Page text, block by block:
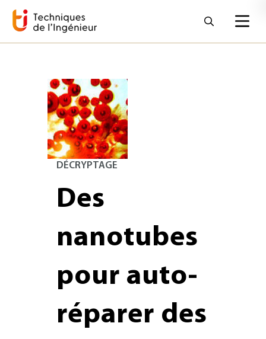
DÉCRYPTAGE
Des
nanotubes
pour auto-
réparer des